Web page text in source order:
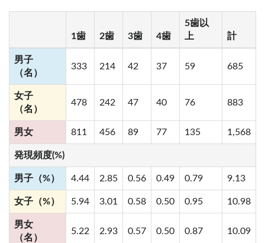
1歯 2歯 3歯 4歯
5歯以
上
計
男子
（名）
333 214 42 37 59 685
女子
（名）
478 242 47 40 76 883
男女 811 456 89 77 135 1,568
発現頻度(%)
男子（%） 4.44 2.85 0.56 0.49 0.79 9.13
女子（%） 5.94 3.01 0.58 0.50 0.95 10.98
男女
（名）
5.22 2.93 0.57 0.50 0.87 10.09